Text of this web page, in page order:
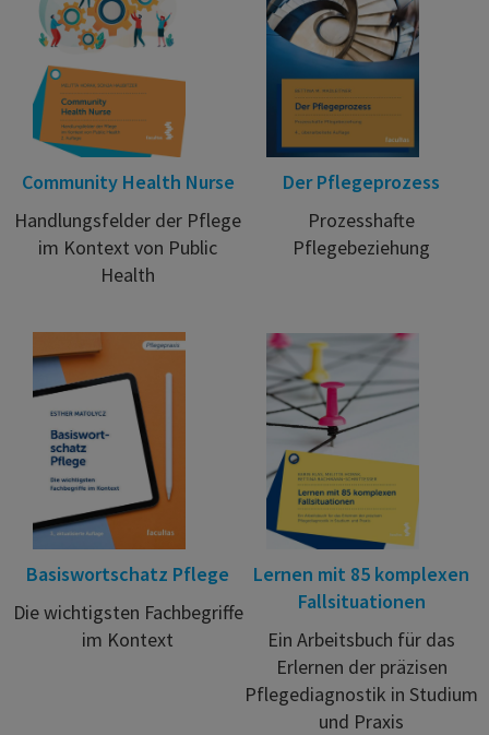
Community Health Nurse
Handlungsfelder der Pflege
im Kontext von Public
Health
Der Pflegeprozess
Prozesshafte
Pflegebeziehung
Basiswortschatz Pflege
Die wichtigsten Fachbegriffe
im Kontext
Lernen mit 85 komplexen
Fallsituationen
Ein Arbeitsbuch für das
Erlernen der präzisen
Pflegediagnostik in Studium
und Praxis